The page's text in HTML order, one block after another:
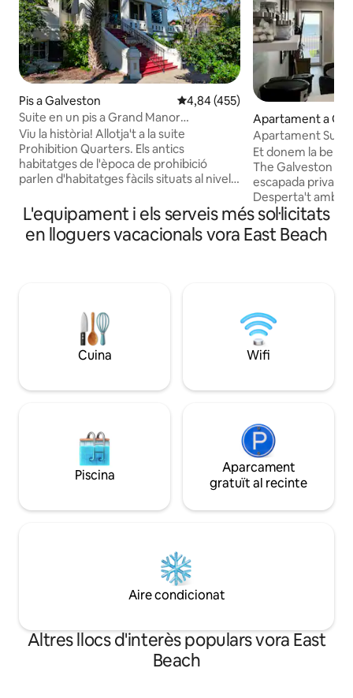
Pis a Galveston 4,84 de puntuació mitjana d'un
4,84 (455)
Suite en un pis a Grand Manor
Prohibition Quarters
Viu la història! Allotja't a la suite
Prohibition Quarters. Els antics
habitatges de l'època de prohibició
parlen d'habitatges fàcils situats al nivell
construïda el 1905, una veritable mansió
tropical del sud. Equipament i serveis de
luxe amb un toc d'elegància victoriana
amb 1 dormitori amb llit doble, 1 sofà llit, 1
bany, sala d'estar, nevera, microones,
bar i televisor de 65". A 3,5 illes del
Apartament a
Apartament
amb balcó privat
Et donem la
The Galveston
escapada privada
Desperta't amb
matinades
luxós apartament
mar. Aquest retir de 2 dormitoris i
golf, la piscina i la
d'hidromassatge
Gaudeix del cafè
vespre i el so de les ones.
t'espera.
L'equipament i els serveis més sol·licitats
en lloguers vacacionals vora East Beach
Cuina Wifi
Piscina
Aparcament
gratuït al recinte
Aire condicionat
Altres llocs d'interès populars vora East
Beach